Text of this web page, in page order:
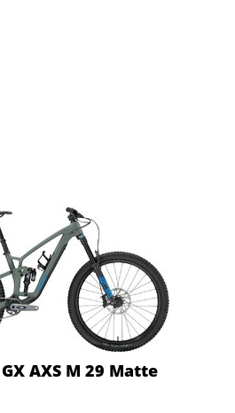
AXS M 29 Matte